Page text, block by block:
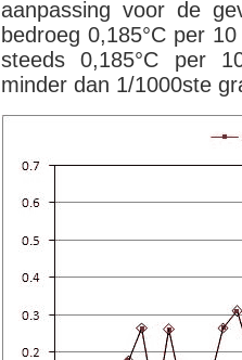
aanpassing voor de
bedroeg 0,185°C per
steeds 0,185°C per
minder dan 1/1000ste